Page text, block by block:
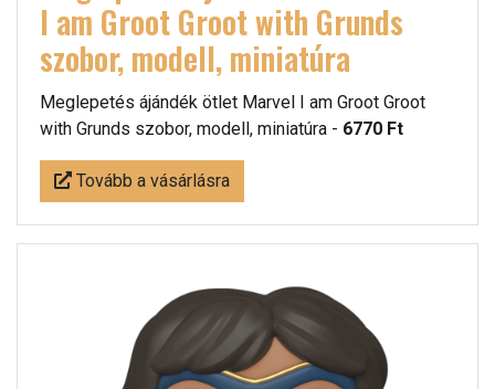
I am Groot Groot with Grunds
szobor, modell, miniatúra
Meglepetés ájándék ötlet Marvel I am Groot Groot
with Grunds szobor, modell, miniatúra - 6770 Ft
Tovább a vásárlásra